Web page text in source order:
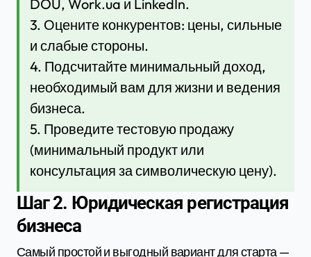
DOU, Work.ua и LinkedIn.
3. Оцените конкурентов: цены, сильные
и слабые стороны.
4. Подсчитайте минимальный доход,
необходимый вам для жизни и ведения
бизнеса.
5. Проведите тестовую продажу
(минимальный продукт или
консультация за символическую цену).
Шаг 2. Юридическая регистрация
бизнеса
Самый простой и выгодный вариант для старта —